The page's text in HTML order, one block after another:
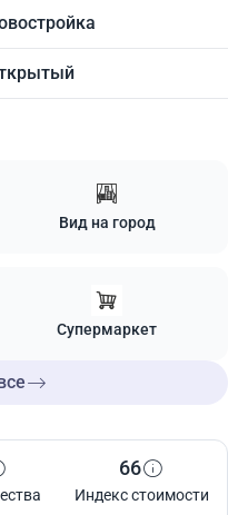
Вид на город
Супермаркет
66
Индекс стоимости